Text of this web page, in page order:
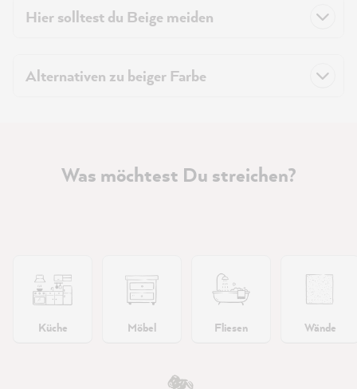
Hier solltest du Beige meiden
Alternativen zu beiger Farbe
Was möchtest Du streichen?
Küche Möbel Fliesen Wände